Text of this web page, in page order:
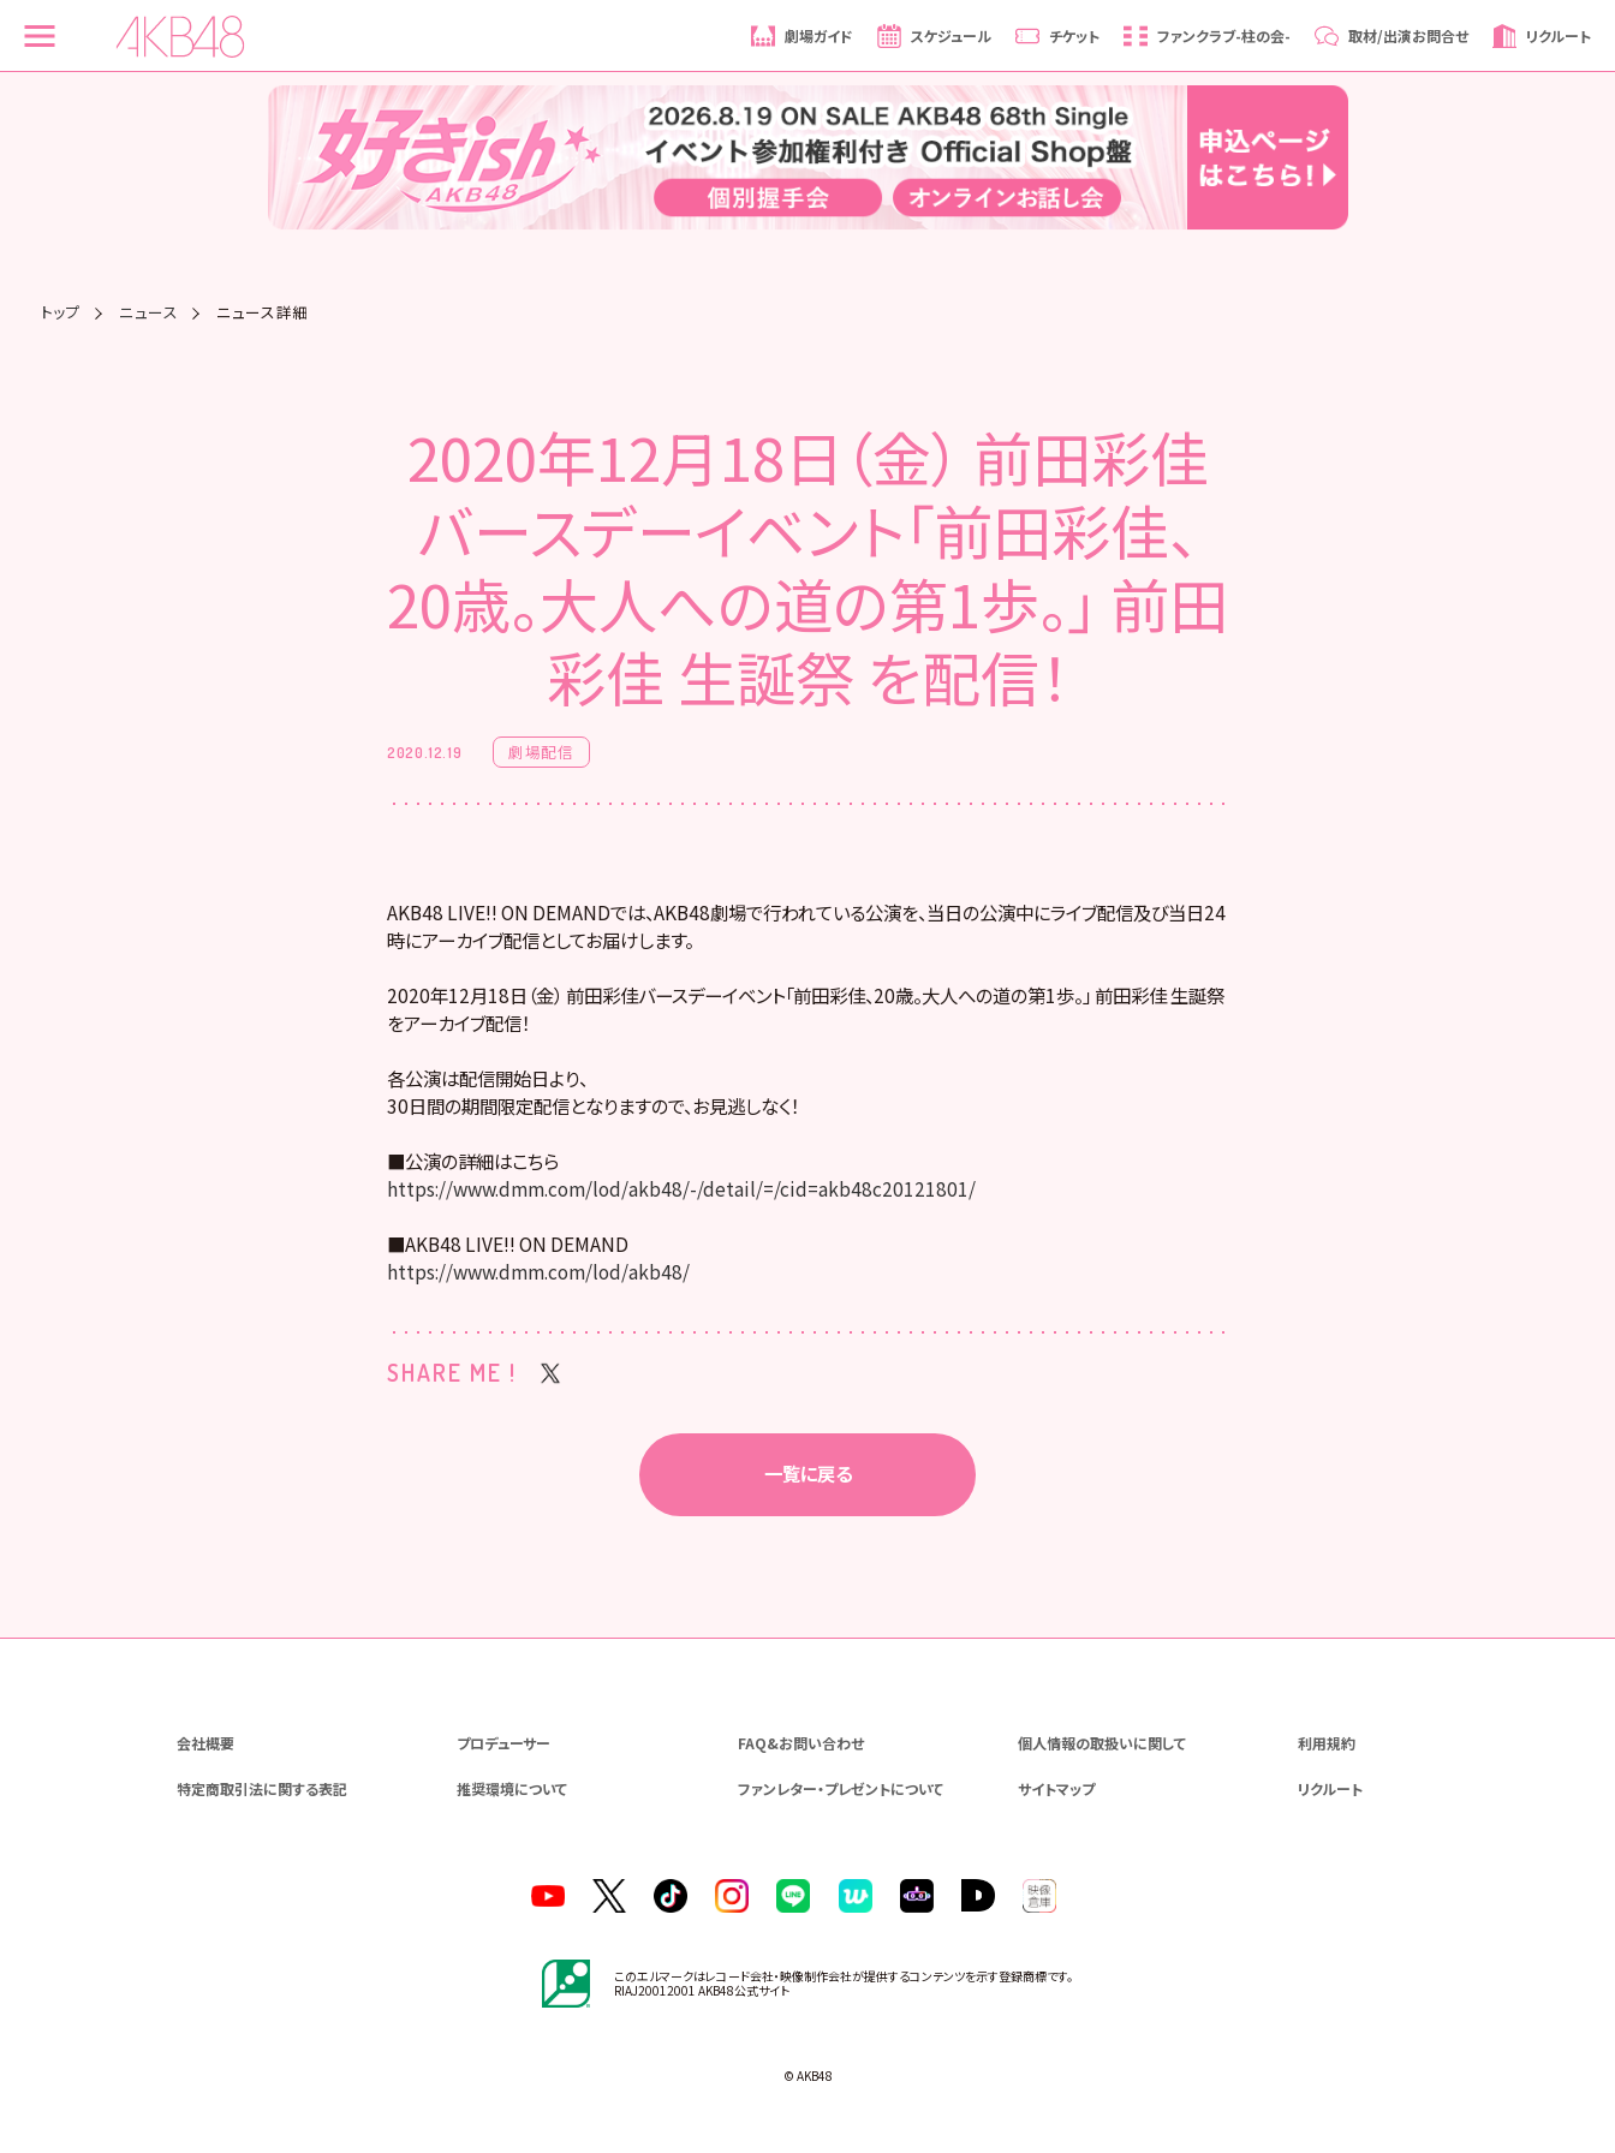
劇場ガイド スケジュール チケット ファンクラブ-柱の会- 取材/出演お問合せ リクルート
トップ ニュース ニュース詳細
2020年12月18日（金） 前田彩佳
バースデーイベント「前田彩佳、
20歳。大人への道の第1歩。」 前田
彩佳 生誕祭 を配信！
2020.12.19 劇場配信
AKB48 LIVE!! ON DEMANDでは、AKB48劇場で行われている公演を、当日の公演中にライブ配信及び当日24
時にアーカイブ配信としてお届けします。
2020年12月18日（金） 前田彩佳バースデーイベント「前田彩佳、20歳。大人への道の第1歩。」 前田彩佳 生誕祭
をアーカイブ配信！
各公演は配信開始日より、
30日間の期間限定配信となりますので、お見逃しなく！
■公演の詳細はこちら
https://www.dmm.com/lod/akb48/-/detail/=/cid=akb48c20121801/
■AKB48 LIVE!! ON DEMAND
https://www.dmm.com/lod/akb48/
SHARE ME !
一覧に戻る
会社概要 プロデューサー FAQ&お問い合わせ 個人情報の取扱いに関して 利用規約
特定商取引法に関する表記 推奨環境について ファンレター・プレゼントについて サイトマップ リクルート
このエルマークはレコード会社・映像制作会社が提供するコンテンツを示す登録商標です。
RIAJ20012001 AKB48公式サイト
© AKB48